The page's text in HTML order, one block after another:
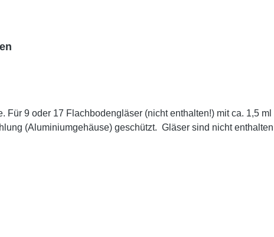
9 oder 17 Flachbodengläser (nicht enthalten!) mit ca. 1,5
(Aluminiumgehäuse) geschützt. Gläser sind nicht